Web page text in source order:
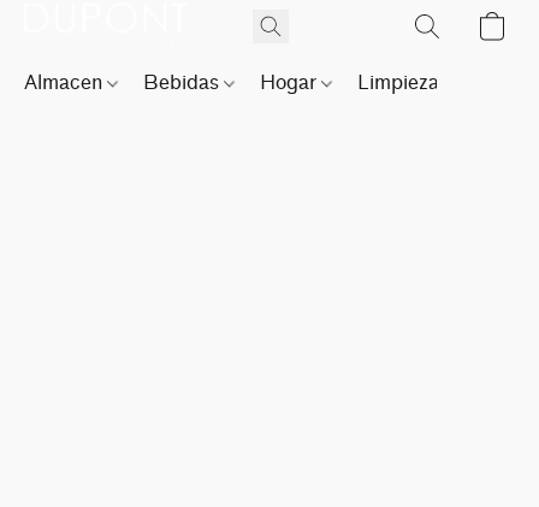
Almacen Bebidas Hogar Limpieza